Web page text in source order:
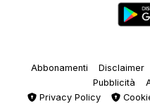
Abbonamenti Disclaimer
Pubblicità
Privacy Policy